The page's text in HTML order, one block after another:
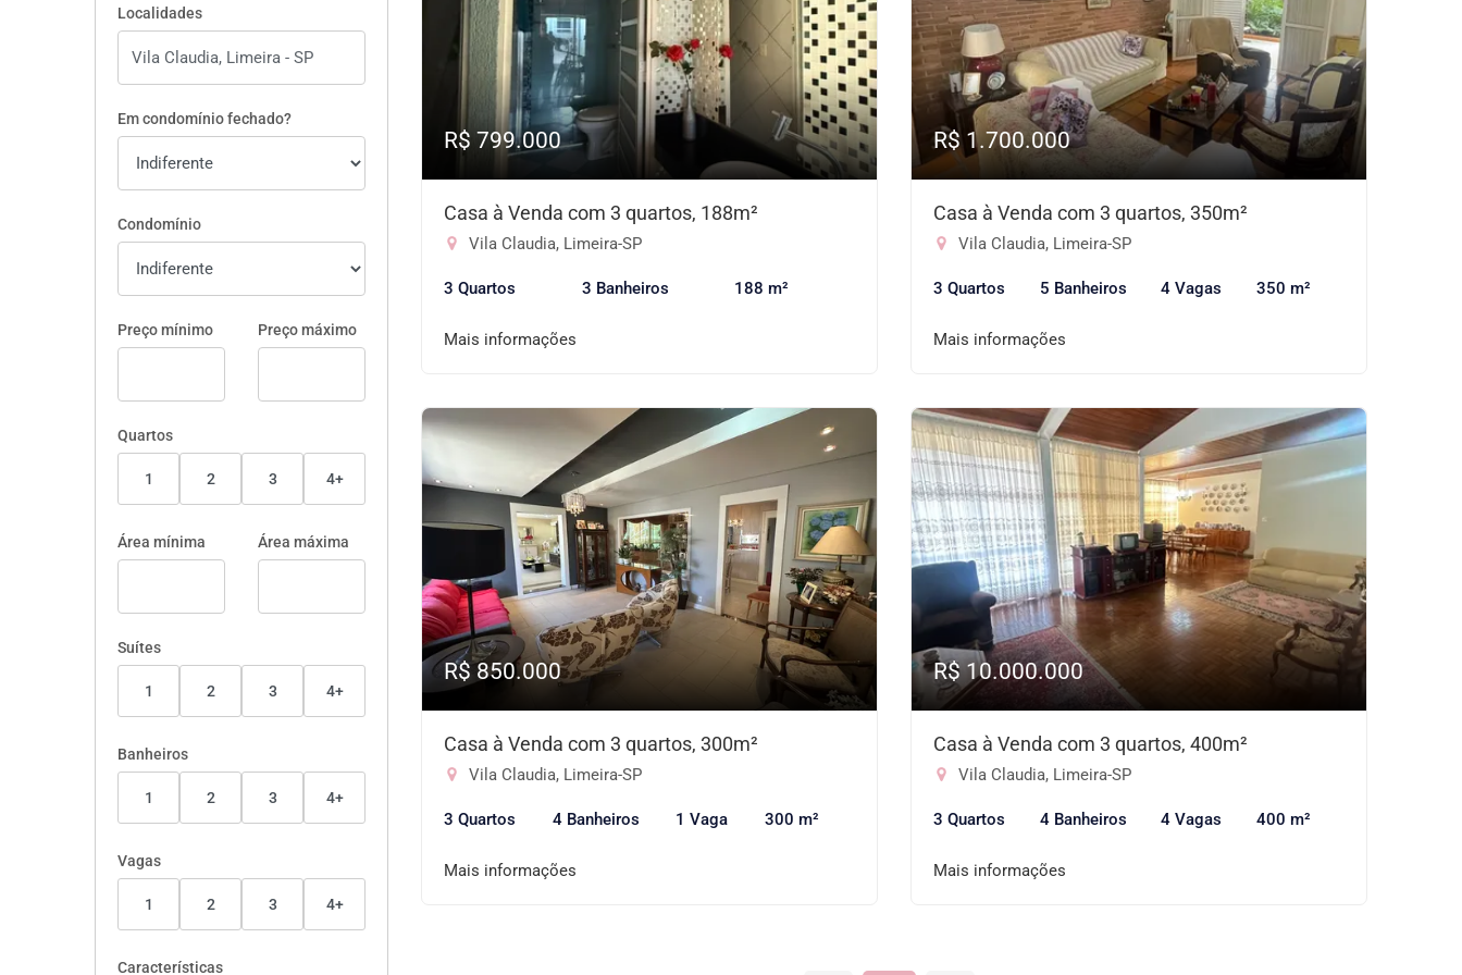
Localidades
Em condomínio fechado?
Condomínio
Preço mínimo Preço máximo
Quartos
1 2 3 4+
Área mínima Área máxima
Suítes
1 2 3 4+
Banheiros
1 2 3 4+
Vagas
1 2 3 4+
Características
R$ 799.000
Casa à Venda com 3 quartos, 188m²
Vila Claudia, Limeira-SP
3 Quartos 3 Banheiros 188 m²
Mais informações
R$ 1.700.000
Casa à Venda com 3 quartos, 350m²
Vila Claudia, Limeira-SP
3 Quartos 5 Banheiros 4 Vagas 350 m²
Mais informações
R$ 850.000
Casa à Venda com 3 quartos, 300m²
Vila Claudia, Limeira-SP
3 Quartos 4 Banheiros 1 Vaga 300 m²
Mais informações
R$ 10.000.000
Casa à Venda com 3 quartos, 400m²
Vila Claudia, Limeira-SP
3 Quartos 4 Banheiros 4 Vagas 400 m²
Mais informações